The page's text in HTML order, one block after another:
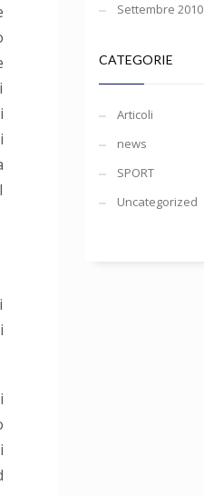
Settembre 2010
CATEGORIE
Articoli
news
SPORT
Uncategorized